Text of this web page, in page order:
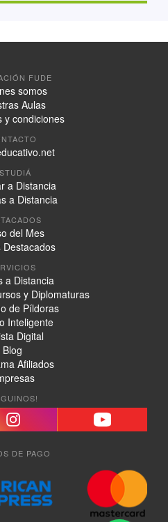
FUDE
somos
Aulas
y condiciones
a Distancia
a Distancia
del Mes
Destacados
a Distancia
y Diplomaturas
de Píldoras
Inteligente
Digital
Blog
Afiliados
DE PAGO